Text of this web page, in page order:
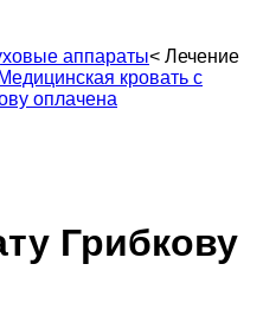
аппараты< Лечение
Медицинская кровать с
оплачена
Грибкову